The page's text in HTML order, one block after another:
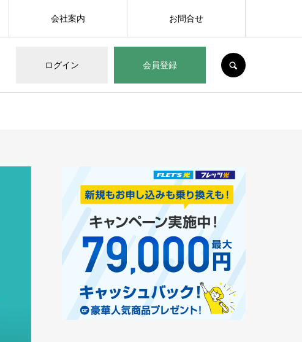
ログイン 会員登録
会社案内 お問合せ